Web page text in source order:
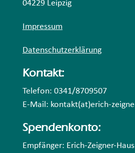
04229 Leipzig
Impressum
Datenschutzerklärung
Kontakt:
Telefon: 0341/8709507
E-Mail: kontakt(at)erich-
Spendenkonto:
Empfänger: Erich-Zeigner-Haus